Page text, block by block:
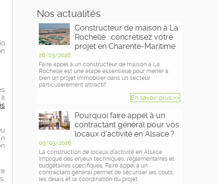
Nos actualités
Constructeur de maison à La
Rochelle : concrétisez votre
projet en Charente-Maritime
26/03/2026
Faire appel à un constructeur de maison à La
Rochelle est une étape essentielle pour mener à
bien un projet immobilier dans un secteur
particulièrement attractif.
En savoir plus >>
Pourquoi faire appel à un
contractant général pour vos
locaux d’activité en Alsace ?
09/03/2026
La construction de locaux d’activité en Alsace
implique des enjeux techniques, réglementaires et
budgétaires spécifiques. Faire appel à un
contractant général permet de sécuriser les coûts,
les délais et la coordination du projet.